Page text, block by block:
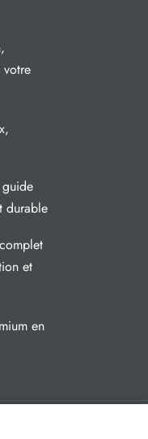
votre
durable
et
en